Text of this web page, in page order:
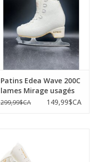
Patins Edea Wave 200C
lames Mirage usagés
299,99$CA 149,99$CA